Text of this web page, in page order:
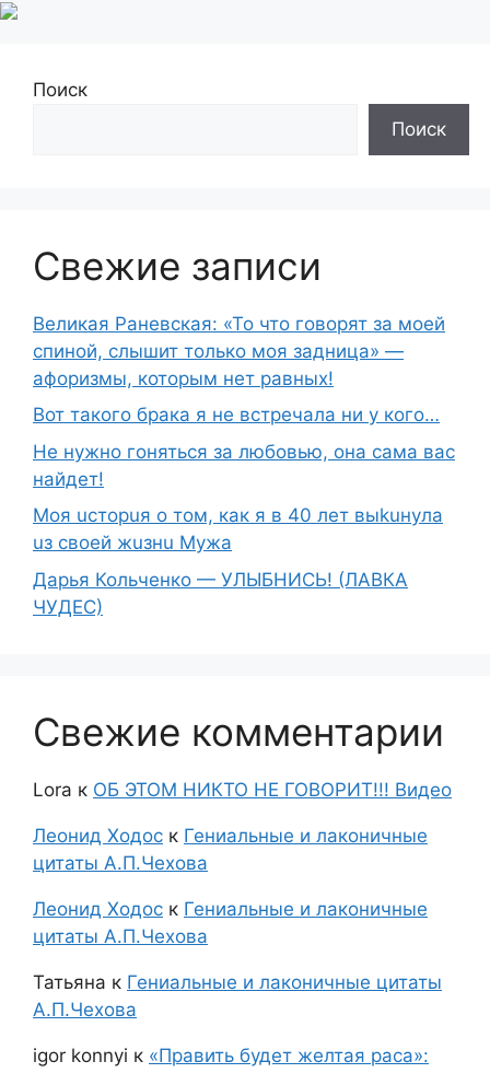
Поиск
Поиск
Свежие записи
Великая Раневская: «То что говорят за моей
спиной, слышит только моя задница» —
афоризмы, которым нет равных!
Вот такого брака я не встречала ни у кого…
Не нужно гоняться за любовью, она сама вас
найдет!
Moя ucтopuя о том, как я в 40 лет выkuнyлa
uз свoeй жuзнu Myжа
Дарья Кольченко — УЛЫБНИСЬ! (ЛАВКА
ЧУДЕС)
Свежие комментарии
Lora к ОБ ЭТОМ НИКТО НЕ ГОВОРИТ!!! Видео
Леонид Ходос к Гениальные и лаконичные
цитаты А.П.Чехова
Леонид Ходос к Гениальные и лаконичные
цитаты А.П.Чехова
Татьяна к Гениальные и лаконичные цитаты
А.П.Чехова
igor konnyi к «Править будет желтая раса»: